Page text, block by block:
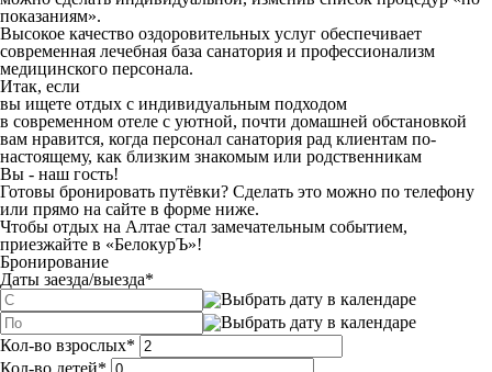
показаниям».
Высокое качество оздоровительных услуг обеспечивает
современная лечебная база санатория и профессионализм
медицинского персонала.
Итак, если
вы ищете отдых с индивидуальным подходом
в современном отеле с уютной, почти домашней обстановкой
вам нравится, когда персонал санатория рад клиентам по-
настоящему, как близким знакомым или родственникам
Вы - наш гость!
Готовы бронировать путёвки? Сделать это можно по телефону
или прямо на сайте в форме ниже.
Чтобы отдых на Алтае стал замечательным событием,
приезжайте в «БелокурЪ»!
Бронирование
Даты заезда/выезда*
Кол-во взрослых*
Кол-во детей*